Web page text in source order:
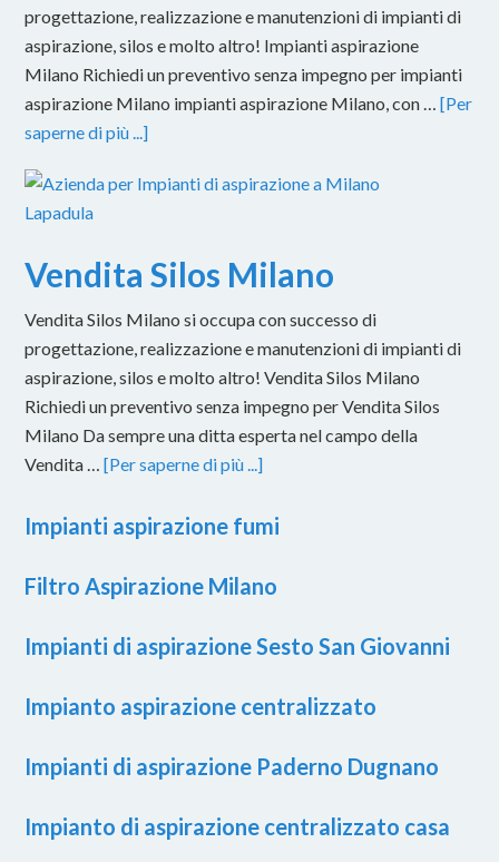
progettazione, realizzazione e manutenzioni di impianti di
aspirazione, silos e molto altro! Impianti aspirazione
Milano Richiedi un preventivo senza impegno per impianti
aspirazione Milano impianti aspirazione Milano, con …[Per
saperne di più ...]
Vendita Silos Milano
Vendita Silos Milano si occupa con successo di
progettazione, realizzazione e manutenzioni di impianti di
aspirazione, silos e molto altro! Vendita Silos Milano
Richiedi un preventivo senza impegno per Vendita Silos
Milano Da sempre una ditta esperta nel campo della
Vendita …[Per saperne di più ...]
Impianti aspirazione fumi
Filtro Aspirazione Milano
Impianti di aspirazione Sesto San Giovanni
Impianto aspirazione centralizzato
Impianti di aspirazione Paderno Dugnano
Impianto di aspirazione centralizzato casa